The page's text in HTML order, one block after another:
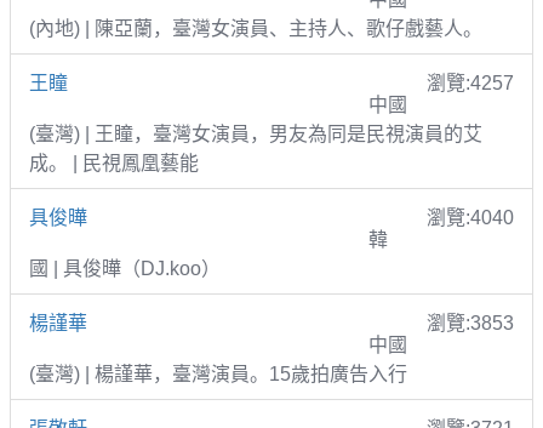
(內地) | 陳亞蘭，臺灣女演員、主持人、歌仔戲藝人。
王瞳
瀏覽:4257
中國
(臺灣) | 王瞳，臺灣女演員，男友為同是民視演員的艾
成。 | 民視鳳凰藝能
具俊曄
瀏覽:4040
韓
國 | 具俊曄（DJ.koo）
楊謹華
瀏覽:3853
中國
(臺灣) | 楊謹華，臺灣演員。15歲拍廣告入行